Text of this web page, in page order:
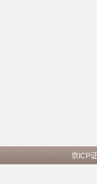
京ICP